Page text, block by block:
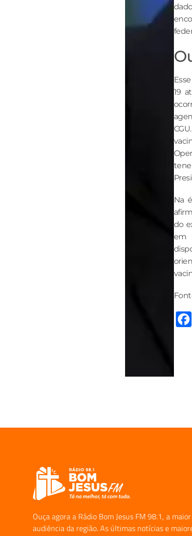
19
Na
do
em
Ouça agora a Rádio Bom Jesus FM 98.1, a maior
audiência da região. As últimas notícias e